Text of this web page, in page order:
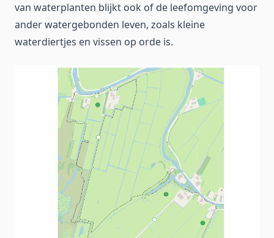
van waterplanten blijkt ook of de leefomgeving voor
ander watergebonden leven, zoals kleine
waterdiertjes en vissen op orde is.